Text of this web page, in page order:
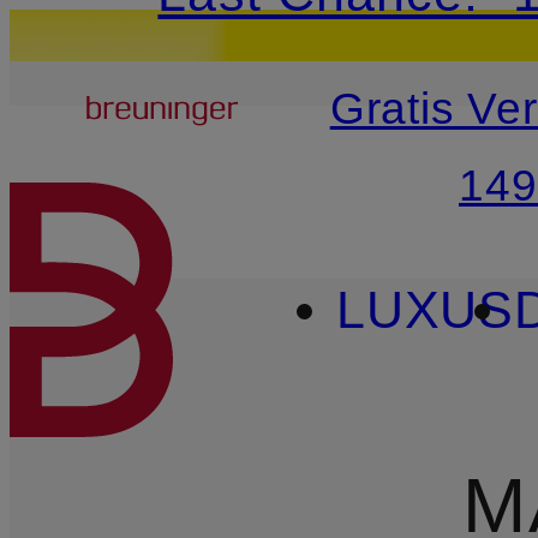
ZUM HAUPTINHALT
20€-
Breuninger
Gratis
LUXUS